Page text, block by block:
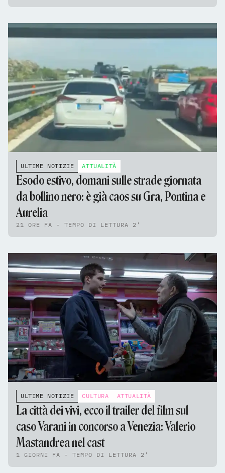
ULTIME NOTIZIE ATTUALITÀ
Esodo estivo, domani sulle strade giornata
da bollino nero: è già caos su Gra, Pontina e
Aurelia
21 ORE FA - TEMPO DI LETTURA 2'
ULTIME NOTIZIE CULTURA ATTUALITÀ
La città dei vivi, ecco il trailer del film sul
caso Varani in concorso a Venezia: Valerio
Mastandrea nel cast
1 GIORNI FA - TEMPO DI LETTURA 2'